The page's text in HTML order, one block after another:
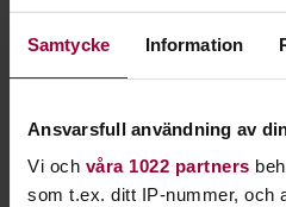
Samtycke Information
Ansvarsfull användning av
Vi och våra 1022 partners
som t.ex. ditt IP-nummer, och
Skicka
070-
Pressmeddelanden
Alla våra pressmeddelanden